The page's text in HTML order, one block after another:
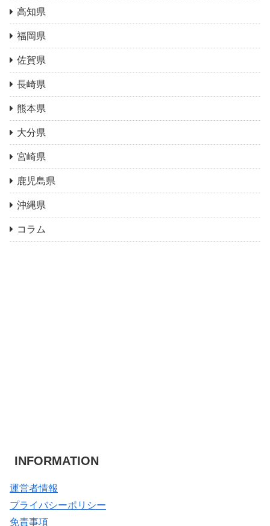
高知県
福岡県
佐賀県
長崎県
熊本県
大分県
宮崎県
鹿児島県
沖縄県
コラム
INFORMATION
運営者情報
プライバシーポリシー
免責事項